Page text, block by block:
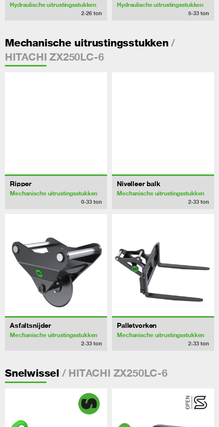
Hydraulische uitrustingsstukken
2-26 ton
Hydraulische uitrustingsstukken
5-33 ton
Mechanische uitrustingsstukken /
HITACHI ZX250LC-6
Ripper
Mechanische uitrustingsstukken
0-33 ton
Nivelleer balk
Mechanische uitrustingsstukken
2-33 ton
Asfaltsnijder
Mechanische uitrustingsstukken
2-33 ton
Palletvorken
Mechanische uitrustingsstukken
2-33 ton
Snelwissel / HITACHI ZX250LC-6